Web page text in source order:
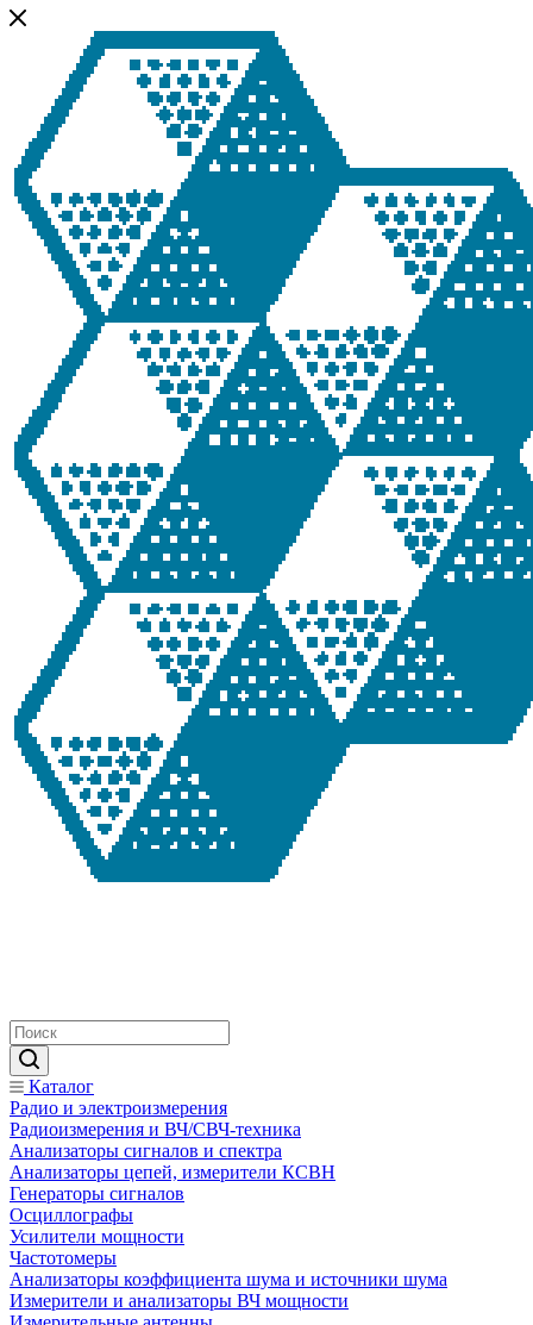
Каталог
Радио и электроизмерения
Радиоизмерения и ВЧ/СВЧ-техника
Анализаторы сигналов и спектра
Анализаторы цепей, измерители КСВН
Генераторы сигналов
Осциллографы
Усилители мощности
Частотомеры
Анализаторы коэффициента шума и источники шума
Измерители и анализаторы ВЧ мощности